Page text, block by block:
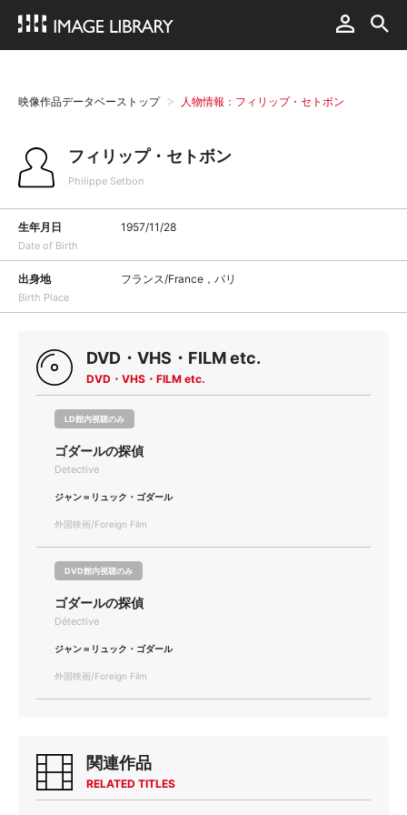
映像作品データベーストップ 人物情報：フィリップ・セトボン
フィリップ・セトボン
Philippe Setbon
生年月日
Date of Birth
1957/11/28
出身地
Birth Place
フランス/France，パリ
DVD・VHS・FILM etc.
DVD・VHS・FILM etc.
LD館内視聴のみ
ゴダールの探偵
Detective
ジャン＝リュック・ゴダール
外国映画/Foreign Film
DVD館内視聴のみ
ゴダールの探偵
Détective
ジャン＝リュック・ゴダール
外国映画/Foreign Film
関連作品
RELATED TITLES